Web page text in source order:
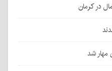
در کرمان
شد